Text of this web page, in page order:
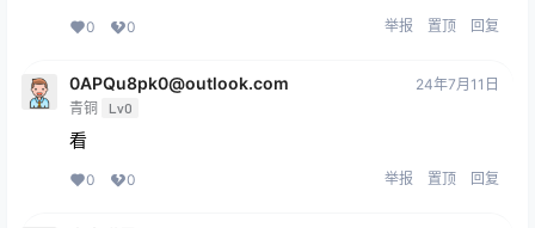
0 0 举报 置顶 回复
0APQu8pk0@outlook.com
青铜 Lv0
24年7月11日
看
0 0 举报 置顶 回复